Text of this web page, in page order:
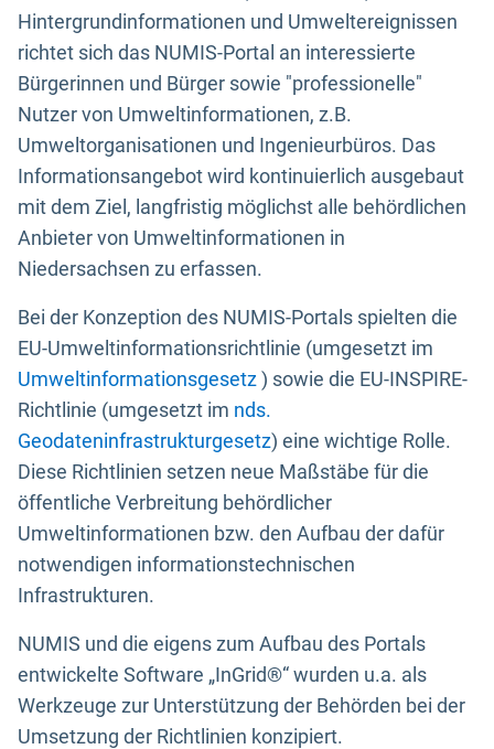
Hintergrundinformationen und Umweltereignissen
richtet sich das NUMIS-Portal an interessierte
Bürgerinnen und Bürger sowie "professionelle"
Nutzer von Umweltinformationen, z.B.
Umweltorganisationen und Ingenieurbüros. Das
Informationsangebot wird kontinuierlich ausgebaut
mit dem Ziel, langfristig möglichst alle behördlichen
Anbieter von Umweltinformationen in
Niedersachsen zu erfassen.
Bei der Konzeption des NUMIS-Portals spielten die
EU-Umweltinformationsrichtlinie (umgesetzt im
Umweltinformationsgesetz) sowie die EU-INSPIRE-
Richtlinie (umgesetzt im nds.
Geodateninfrastrukturgesetz) eine wichtige Rolle.
Diese Richtlinien setzen neue Maßstäbe für die
öffentliche Verbreitung behördlicher
Umweltinformationen bzw. den Aufbau der dafür
notwendigen informationstechnischen
Infrastrukturen.
NUMIS und die eigens zum Aufbau des Portals
entwickelte Software „InGrid®“ wurden u.a. als
Werkzeuge zur Unterstützung der Behörden bei der
Umsetzung der Richtlinien konzipiert.